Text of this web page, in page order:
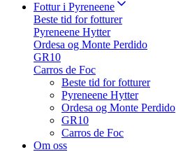
Fottur i Pyreneene
Beste tid for fotturer
Pyreneene Hytter
Ordesa og Monte Perdido
GR10
Carros de Foc
Beste tid for fotturer
Pyreneene Hytter
Ordesa og Monte Perdido
GR10
Carros de Foc
Om oss